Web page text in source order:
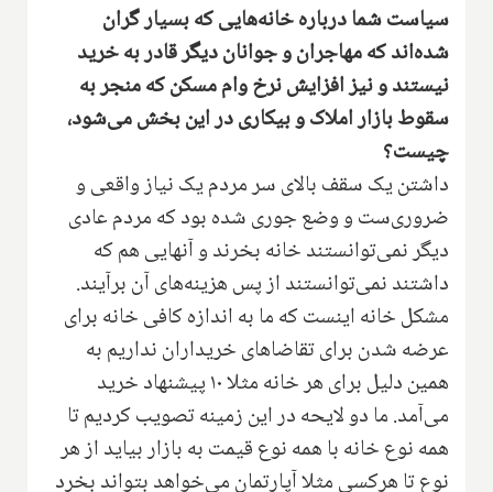
سیاست شما درباره خانه‌هایی که بسیار گران
شده‌اند که مهاجران و جوانان دیگر قادر به خرید
نیستند و نیز افزایش نرخ وام مسکن که منجر به
سقوط بازار املاک و بیکاری در این بخش می‌شود،
چیست؟
داشتن یک سقف بالای سر مردم یک نیاز واقعی‌ و
ضروری‌ست و وضع جوری شده بود که مردم عادی
دیگر نمی‌توانستند خانه بخرند و آنهایی هم که
داشتند نمی‌توانستند از پس هزینه‌های آن برآیند.
مشکل خانه اینست که ما به اندازه کافی خانه برای
عرضه شدن برای تقاضاهای خریداران نداریم به
همین دلیل برای هر خانه مثلا ۱۰ پیشنهاد خرید
می‌آمد. ما دو لایحه در این زمینه تصویب کردیم تا
همه نوع خانه با همه نوع قیمت به بازار بیاید از هر
نوع تا هرکسی مثلا آپارتمان می‌خواهد بتواند بخرد